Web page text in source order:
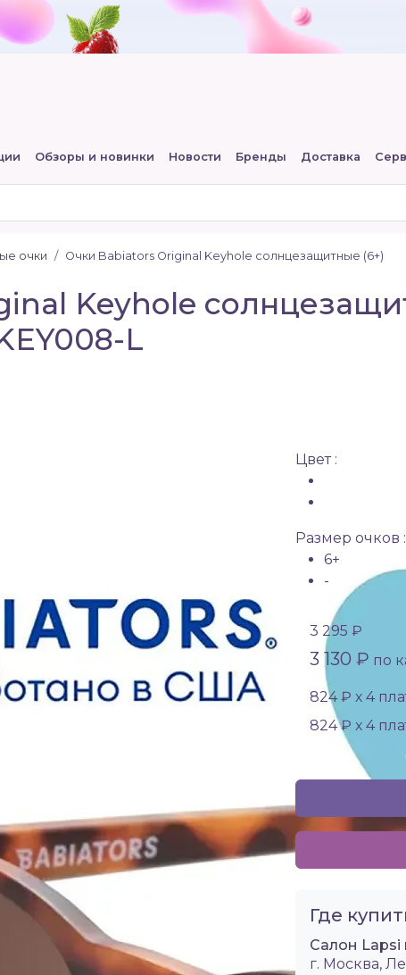
Обзоры и новинки Новости Бренды Доставка
очки Очки Babiators Original Keyhole солнцезащитные (6+)
Keyhole
L
Цвет :
Размер очков :
6+
-
3 295 ₽
3 130 ₽ по
824 ₽ х 4
824 ₽ х 4
Где
Салон
г. Москва,